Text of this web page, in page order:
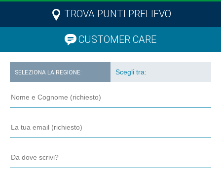
TROVA PUNTI PRELIEVO
CUSTOMER CARE
SELEZIONA LA REGIONE: